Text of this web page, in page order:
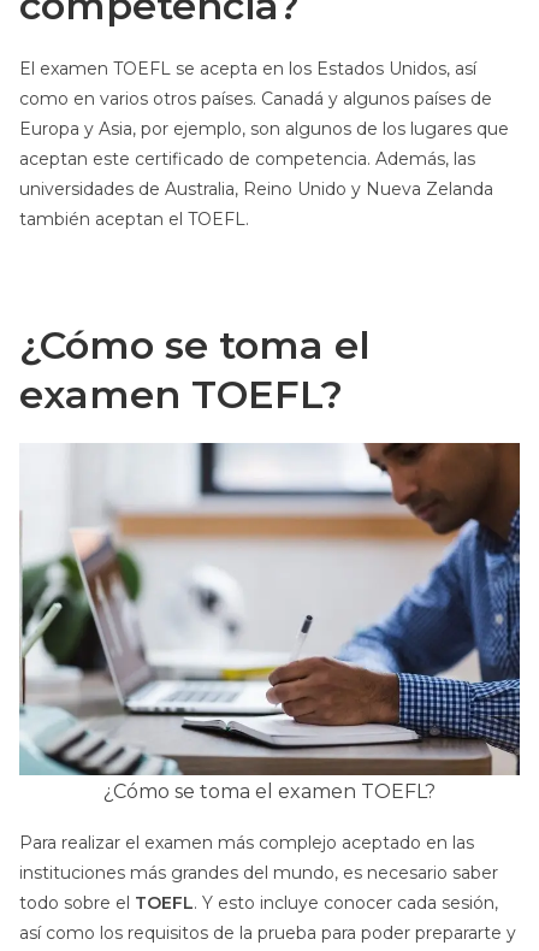
El examen TOEFL se acepta en los Estados Unidos, así
como en varios otros países. Canadá y algunos países de
Europa y Asia, por ejemplo, son algunos de los lugares que
aceptan este certificado de competencia. Además, las
universidades de Australia, Reino Unido y Nueva Zelanda
también aceptan el TOEFL.
¿Cómo se toma el
examen TOEFL?
¿Cómo se toma el examen TOEFL?
Para realizar el examen más complejo aceptado en las
instituciones más grandes del mundo, es necesario saber
todo sobre el TOEFL. Y esto incluye conocer cada sesión,
así como los requisitos de la prueba para poder prepararte y